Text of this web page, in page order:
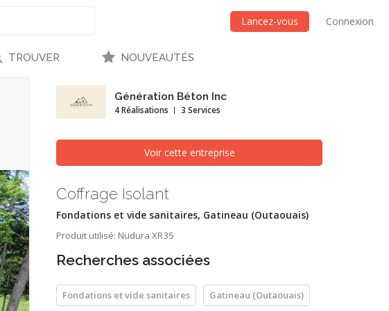
Lancez-vous Connexion
TROUVER NOUVEAUTÉS
Génération Béton Inc
4 Réalisations 3 Services
Voir cette entreprise
Coffrage Isolant
Fondations et vide sanitaires, Gatineau (Outaouais)
Produit utilisé: Nudura XR35
Recherches associées
Fondations et vide sanitaires Gatineau (Outaouais)